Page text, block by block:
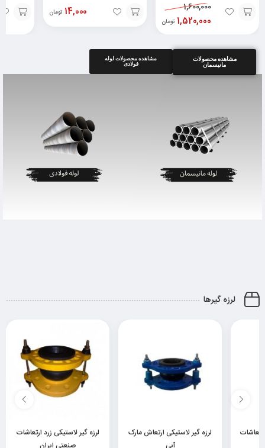
1,600,000
1,520,000 تومان
به
14,000 تومان
افزودن
به
سبد
مشاهده محصولات
مانیسمان
مشاهده محصولات لوله
فولادی
لرزه گیرها
لرزه گیر لاستیکی ارتعاش مارک
لرزه گیر لاستیکی زرد ارتعاشات